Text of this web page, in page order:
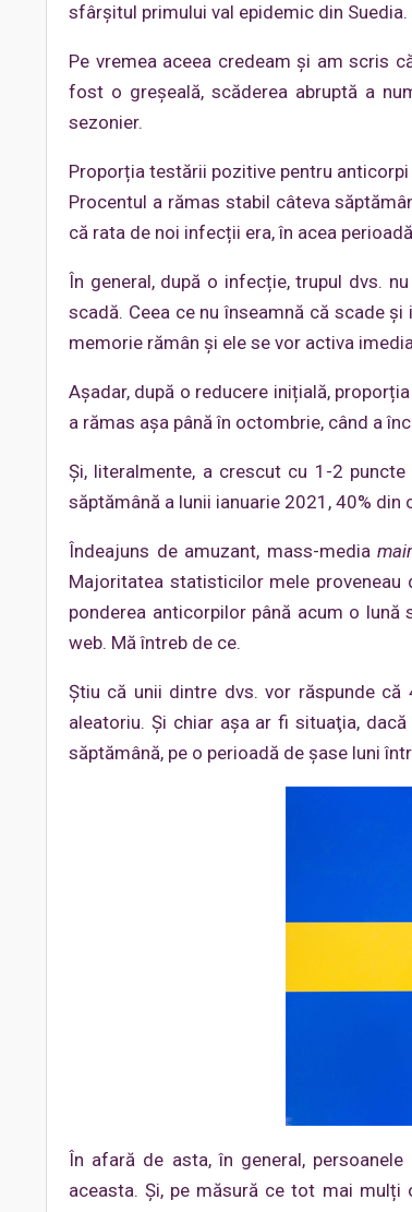
sfârșitul primului val epidemic din Suedia.
Pe vremea aceea credeam și am scris
fost o greșeală, scăderea abruptă a
sezonier.
Proporția testării pozitive pentru anticorpi
Procentul a rămas stabil câteva
că rata de noi infecții era, în acea
În general, după o infecție, trupul dvs.
scadă. Ceea ce nu înseamnă că scade
memorie rămân și ele se vor activa
Așadar, după o reducere inițială,
a rămas așa până în octombrie, când a
Și, literalmente, a crescut cu 1-2
săptămână a lunii ianuarie 2021, 40%
Îndeajuns de amuzant, mass-media
Majoritatea statisticilor mele proveneau
ponderea anticorpilor până acum o
web. Mă întreb de ce.
Știu că unii dintre dvs. vor răspunde că
aleatoriu. Și chiar așa ar fi situaţia,
săptămână, pe o perioadă de șase luni
În afară de asta, în general,
aceasta. Și, pe măsură ce tot mai